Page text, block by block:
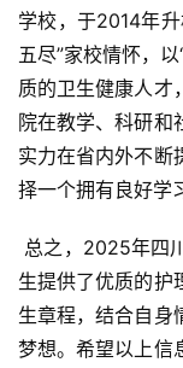
学校，于2014年
五尽”家校情怀，
质的卫生健康人才
院在教学、科研和
实力在省内外不断
择一个拥有良好学
生提供了优质的护
生章程，结合自身
梦想。希望以上信